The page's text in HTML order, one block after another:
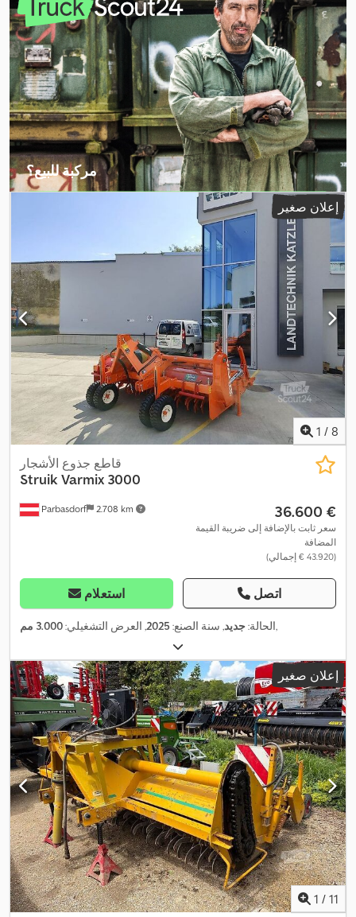
مركبة للبيع؟
إنشاء إعلان إعلان صغير
1 / 8
Parbasdorf 2.708 km
قاطع جذوع الأشجار
StruikVarmix 3000
‏36.600 €
سعر ثابت بالإضافة إلى ضريبة القيمة
المضافة
(‏43.920 € إجمالي)
استعلام اتصل
الحالة:جديد, سنة الصنع: 2025, العرض التشغيلي:3.000 مم ,
إعلان صغير
1 / 11